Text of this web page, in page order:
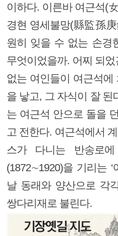
이하다. 이른바 여근석(
경현 영세불망(縣監孫庚
원히 잊을 수 없는 손경
무엇이었을까. 어찌 되
없는 여인들이 여근석에
을 낳고, 그 자식이 잘 된
는 여근석 안으로 돌을
고 전한다. 여근석에서
스가 다니는 반송로
(1872∼1920)을 기리는
날 동래와 양산으로 각
쌍다리재로 불린다.